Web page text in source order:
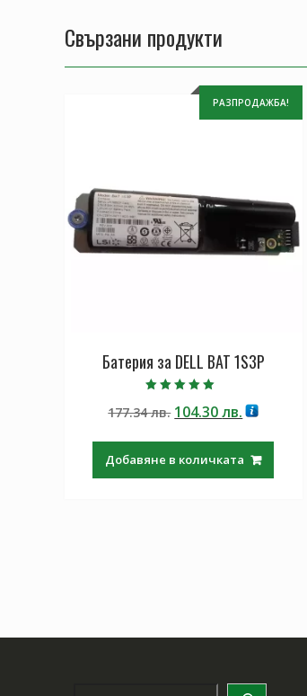
Свързани продукти
РАЗПРОДАЖБА!
Батерия за DELL BAT 1S3P
5.00
от 5
177.34лв. Original
177.34 лв..
104.30лв.Текущата
е:
104.30 лв..
Добавяне в количката